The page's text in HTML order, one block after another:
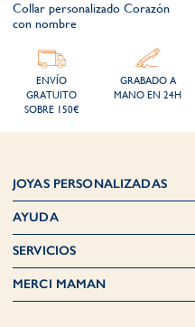
Collar personalizado Corazón
con nombre
ENVÍO
GRATUITO
SOBRE 150€
GRABADO A
MANO EN 24H
JOYAS PERSONALIZADAS
AYUDA
SERVICIOS
MERCI MAMAN